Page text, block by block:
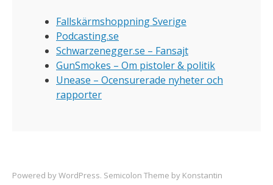
Fallskärmshoppning Sverige
Podcasting.se
Schwarzenegger.se – Fansajt
GunSmokes – Om pistoler & politik
Unease – Ocensurerade nyheter och
rapporter
Powered byWordPress. Semicolon Theme by Konstantin